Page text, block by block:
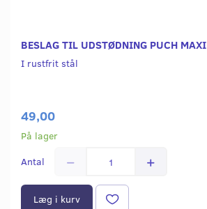
BESLAG TIL UDSTØDNING PUCH MAXI
I rustfrit stål
49,00
På lager
Antal
Læg i kurv